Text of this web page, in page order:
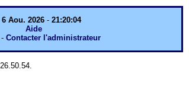
Aou. 2026- 21:20:04
Aide
Contacter l'administrateur